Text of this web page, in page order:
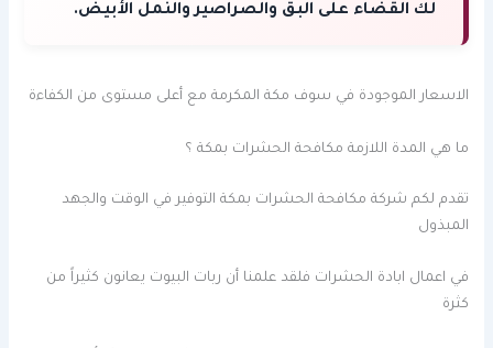
لك القضاء على البق والصراصير والنمل الأبيض.
الاسعار الموجودة في سوف مكة المكرمة مع أعلى مستوى من الكفاءة
ما هي المدة اللازمة مكافحة الحشرات بمكة ؟
تقدم لكم شركة مكافحة الحشرات بمكة التوفير في الوقت والجهد
المبذول
في اعمال ابادة الحشرات فلقد علمنا أن ربات البيوت يعانون كثيراً من
كثرة